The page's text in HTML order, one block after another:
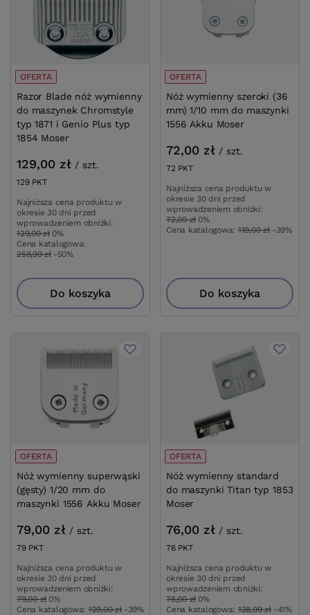
OFERTA
Razor Blade nóż wymienny
do maszynek Chromstyle
typ 1871 i Genio Plus typ
1854 Moser
129,00 zł / szt.
129PKTpunktów
Najniższa cena produktu w
okresie 30 dni przed
wprowadzeniem obniżki:
129,00 zł 0%
Cena katalogowa:
258,99 zł -50%
Do koszyka
OFERTA
Nóż wymienny szeroki (36
mm) 1/10 mm do maszynki
1556 Akku Moser
72,00 zł / szt.
72PKTpunktów
Najniższa cena produktu w
okresie 30 dni przed
wprowadzeniem obniżki:
72,00 zł 0%
Cena katalogowa: 119,00 zł -39%
Do koszyka
OFERTA
Nóż wymienny superwąski
(gęsty) 1/20 mm do
maszynki 1556 Akku Moser
79,00 zł / szt.
79PKTpunktów
Najniższa cena produktu w
okresie 30 dni przed
wprowadzeniem obniżki:
79,00 zł 0%
Cena katalogowa: 129,00 zł -39%
OFERTA
Nóż wymienny standard
do maszynki Titan typ 1853
Moser
76,00 zł / szt.
76PKTpunktów
Najniższa cena produktu w
okresie 30 dni przed
wprowadzeniem obniżki:
76,00 zł 0%
Cena katalogowa: 128,99 zł -41%